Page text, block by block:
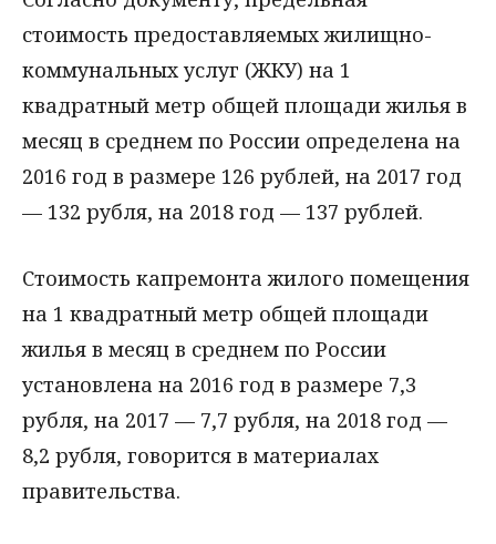
стоимость предоставляемых жилищно-
коммунальных услуг (ЖКУ) на 1
квадратный метр общей площади жилья в
месяц в среднем по России определена на
2016 год в размере 126 рублей, на 2017 год
— 132 рубля, на 2018 год — 137 рублей.
Стоимость капремонта жилого помещения
на 1 квадратный метр общей площади
жилья в месяц в среднем по России
установлена на 2016 год в размере 7,3
рубля, на 2017 — 7,7 рубля, на 2018 год —
8,2 рубля, говорится в материалах
правительства.